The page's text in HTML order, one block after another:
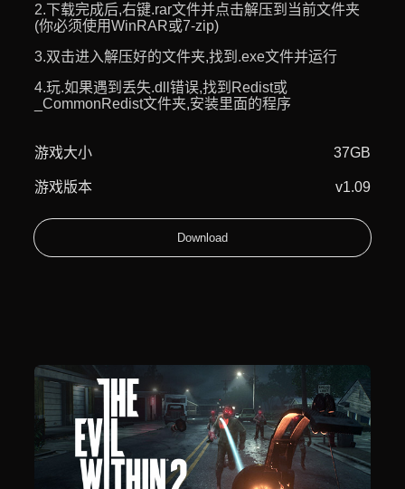
2.下载完成后,右键.rar文件并点击解压到当前文件夹
(你必须使用WinRAR或7-zip)
3.双击进入解压好的文件夹,找到.exe文件并运行
4.玩.如果遇到丢失.dll错误,找到Redist或
_CommonRedist文件夹,安装里面的程序
游戏大小 37GB
游戏版本 v1.09
Download